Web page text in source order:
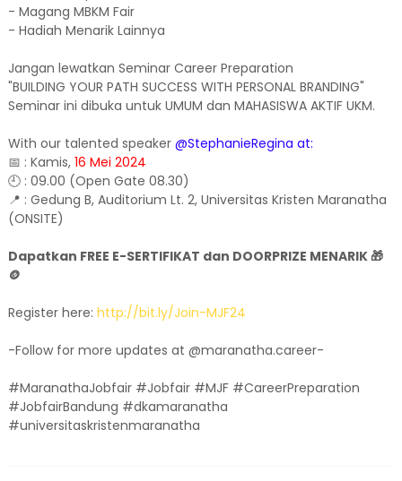
- Magang MBKM Fair
- Hadiah Menarik Lainnya
Jangan lewatkan Seminar Career Preparation
"BUILDING YOUR PATH SUCCESS WITH PERSONAL BRANDING"
Seminar ini dibuka untuk UMUM dan MAHASISWA AKTIF UKM.
With our talented speaker@StephanieRegina at:
📅 : Kamis, 16 Mei 2024
🕘 : 09.00 (Open Gate 08.30)
📍 : Gedung B, Auditorium Lt. 2, Universitas Kristen Maranatha
(ONSITE)
Dapatkan FREE E-SERTIFIKAT dan DOORPRIZE MENARIK 🎁
🪙
Register here: http://bit.ly/Join-MJF24
-Follow for more updates at @maranatha.career-
#MaranathaJobfair #Jobfair #MJF #CareerPreparation
#JobfairBandung #dkamaranatha
#universitaskristenmaranatha